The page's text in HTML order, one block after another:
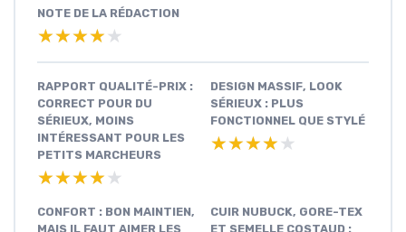
NOTE DE LA RÉDACTION
★★★★★
★★★★★
RAPPORT QUALITÉ-PRIX :
CORRECT POUR DU
SÉRIEUX, MOINS
INTÉRESSANT POUR LES
PETITS MARCHEURS
★★★★★
★★★★★
DESIGN MASSIF, LOOK
SÉRIEUX : PLUS
FONCTIONNEL QUE STYLÉ
★★★★★
★★★★★
CONFORT : BON MAINTIEN,
MAIS IL FAUT AIMER LES
CUIR NUBUCK, GORE-TEX
ET SEMELLE COSTAUD :